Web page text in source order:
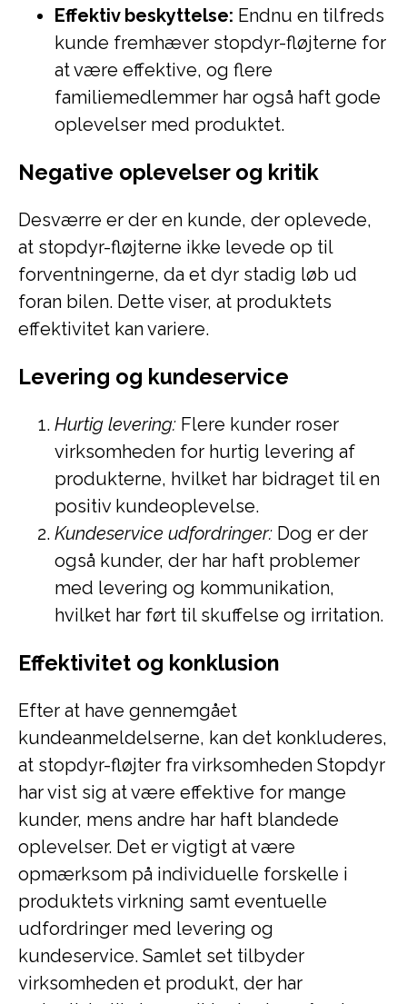
Effektiv beskyttelse: Endnu en tilfreds
kunde fremhæver stopdyr-fløjterne for
at være effektive, og flere
familiemedlemmer har også haft gode
oplevelser med produktet.
Negative oplevelser og kritik
Desværre er der en kunde, der oplevede,
at stopdyr-fløjterne ikke levede op til
forventningerne, da et dyr stadig løb ud
foran bilen. Dette viser, at produktets
effektivitet kan variere.
Levering og kundeservice
Hurtig levering: Flere kunder roser
virksomheden for hurtig levering af
produkterne, hvilket har bidraget til en
positiv kundeoplevelse.
Kundeservice udfordringer: Dog er der
også kunder, der har haft problemer
med levering og kommunikation,
hvilket har ført til skuffelse og irritation.
Effektivitet og konklusion
Efter at have gennemgået
kundeanmeldelserne, kan det konkluderes,
at stopdyr-fløjter fra virksomheden Stopdyr
har vist sig at være effektive for mange
kunder, mens andre har haft blandede
oplevelser. Det er vigtigt at være
opmærksom på individuelle forskelle i
produktets virkning samt eventuelle
udfordringer med levering og
kundeservice. Samlet set tilbyder
virksomheden et produkt, der har